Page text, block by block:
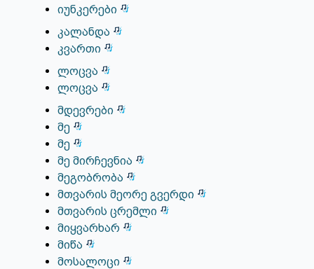
იუნკერები
კალანდა
კვართი
ლოცვა
ლოცვა
მდევრები
მე
მე
მე მირჩევნია
მეგობრობა
მთვარის მეორე გვერდი
მთვარის ცრემლი
მიყვარხარ
მიწა
მოსალოცი